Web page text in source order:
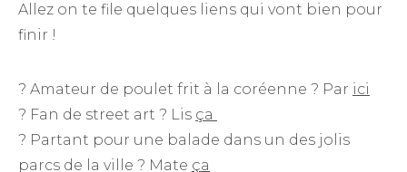
Allez on te file quelques liens qui vont bien pour
finir !
? Amateur de poulet frit à la coréenne ? Par ici
? Fan de street art ? Lis ça
? Partant pour une balade dans un des jolis
parcs de la ville ? Mate ça